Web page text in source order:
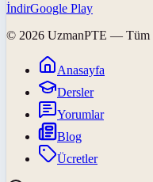
İndirGoogle Play
© 2026 UzmanPTE — Tüm
Anasayfa
Dersler
Yorumlar
Blog
Ücretler